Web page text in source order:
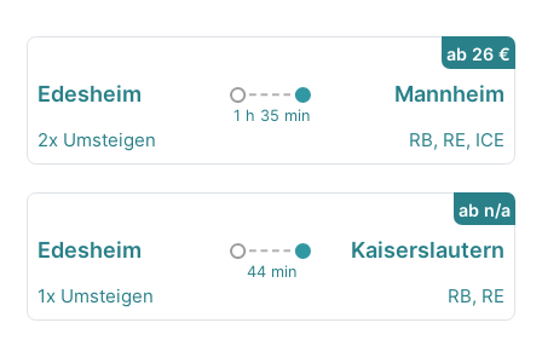
ab 26 €
Edesheim
1 h 35 min
Mannheim
2x Umsteigen RB, RE, ICE
ab n/a
Edesheim
44 min
Kaiserslautern
1x Umsteigen RB, RE